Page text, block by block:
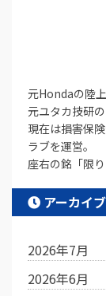
元Hondaの陸
元ユタカ技研
現在は損害保
ラブを運営。
座右の銘「限り
アーカイブ
2026年7月
2026年6月